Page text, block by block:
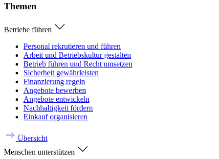
Themen
Betriebe führen
Personal rekrutieren und führen
Arbeit und Betriebskultur gestalten
Betrieb führen und Recht umsetzen
Sicherheit gewährleisten
Finanzierung regeln
Angebote bewerben
Angebote entwickeln
Nachhaltigkeit fördern
Einkauf organisieren
Übersicht
Menschen unterstützen